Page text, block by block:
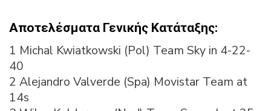
Αποτελέσματα Γενικής Κατάταξης:
1 Michal Kwiatkowski (Pol) Team Sky in 4-22-
40
2 Alejandro Valverde (Spa) Movistar Team at
14s